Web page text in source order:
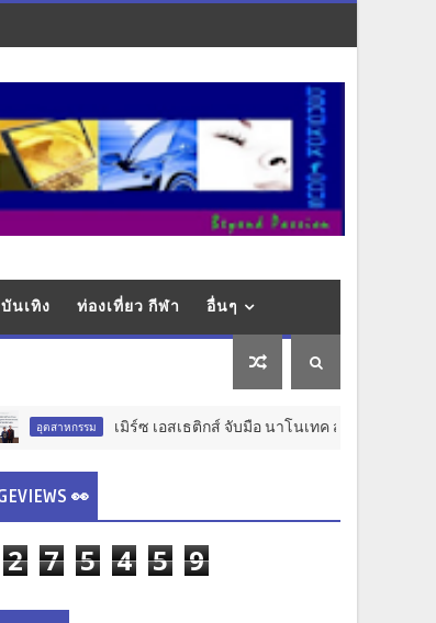
บันเทิง ท่องเที่ยว กีฬา อื่นๆ
าหกรรม เมิร์ซ เอสเธติกส์ จับมือ นาโนเทค สวทช. วางรากฐาน
👀
2 7 5 4 5 9